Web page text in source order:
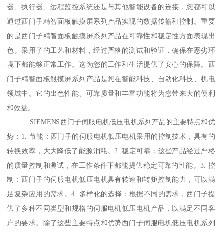
器、执行器、远程监控系统还是与其他智能设备的连接，您都可以
通过西门子精智面板触摸屏系列产品实现的数据传输和控制。重要
的是西门子精智面板触摸屏系列产品在可靠性和稳定性方面表现出
色。采用了的工艺和材料，经过严格的测试和验证，确保在恶劣环
境下都能够正常工作。这为您的工作和生活提供了安心的保障。西
门子精智面板触摸屏系列产品是您在智能科技、自动化科技、机电
领域中。它的出色性能、可靠质量和丰富功能将为您带来大的便利
和效益。
SIEMENS西门子伺服电机低压电机系列产品的主要特点和优
势：1. 节能：西门子的伺服电机低压电机采用的控制技术，具有的
转换效率，大大降低了能源消耗。2. 稳定可靠：这些产品经过严格
的质量控制和测试，在工作条件下都能提供稳定可靠的性能。3. 控
制：西门子的伺服电机低压电机具有转速和转矩控制能力，可以满
足复杂应用的需求。4. 多样化的选择：根据不同的需求，西门子提
供了多种不同类型和规格的伺服电机低压电机产品，以满足不同客
户的要求。除了这些主要特点和优势西门子伺服电机低压电机系列